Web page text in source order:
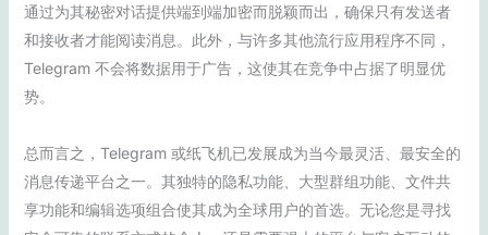
通过为其秘密对话提供端到端加密而脱颖而出，确保只有发送者
和接收者才能阅读消息。此外，与许多其他流行应用程序不同，
Telegram 不会将数据用于广告，这使其在竞争中占据了明显优
势。
总而言之，Telegram 或纸飞机已发展成为当今最灵活、最安全的
消息传递平台之一。其独特的隐私功能、大型群组功能、文件共
享功能和编辑选项组合使其成为全球用户的首选。无论您是寻找